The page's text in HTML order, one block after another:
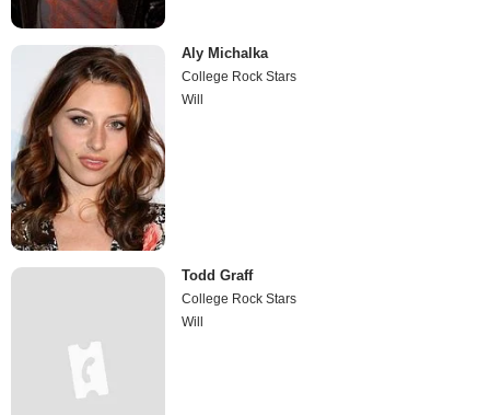
Aly Michalka
College Rock Stars
Will
Todd Graff
College Rock Stars
Will